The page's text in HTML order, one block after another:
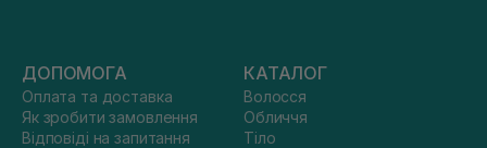
ДОПОМОГА
Оплата та доставка
Як зробити замовлення
Відповіді на запитання
КАТАЛОГ
Волосся
Обличчя
Тіло